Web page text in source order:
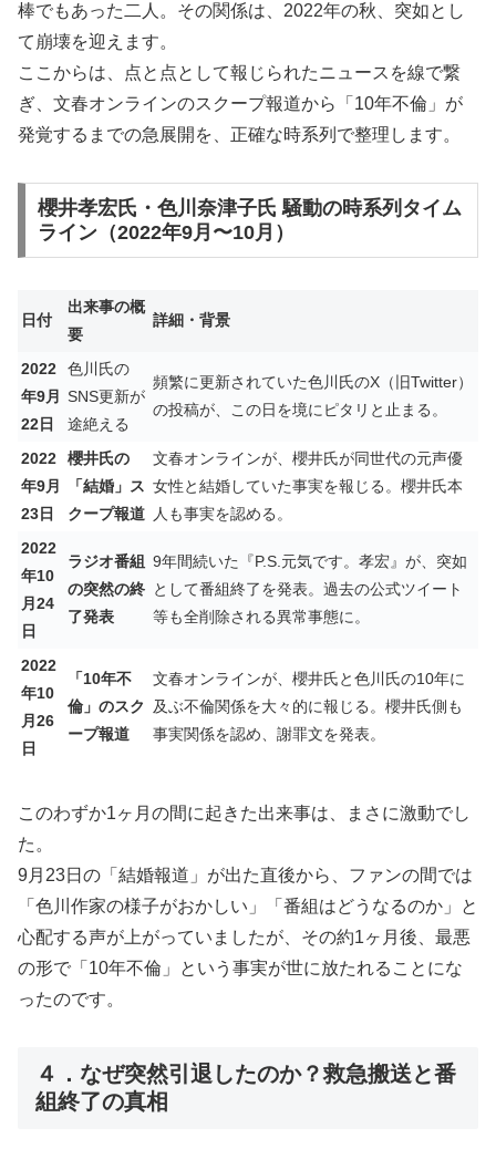
棒でもあった二人。その関係は、2022年の秋、突如とし
て崩壊を迎えます。
ここからは、点と点として報じられたニュースを線で繋
ぎ、文春オンラインのスクープ報道から「10年不倫」が
発覚するまでの急展開を、正確な時系列で整理します。
櫻井孝宏氏・色川奈津子氏 騒動の時系列タイム
ライン（2022年9月〜10月）
日付
出来事の概
要
詳細・背景
2022
年9月
22日
色川氏の
SNS更新が
途絶える
頻繁に更新されていた色川氏のX（旧Twitter）
の投稿が、この日を境にピタリと止まる。
2022
年9月
23日
櫻井氏の
「結婚」ス
クープ報道
文春オンラインが、櫻井氏が同世代の元声優
女性と結婚していた事実を報じる。櫻井氏本
人も事実を認める。
2022
年10
月24
日
ラジオ番組
の突然の終
了発表
9年間続いた『P.S.元気です。孝宏』が、突如
として番組終了を発表。過去の公式ツイート
等も全削除される異常事態に。
2022
年10
月26
日
「10年不
倫」のスク
ープ報道
文春オンラインが、櫻井氏と色川氏の10年に
及ぶ不倫関係を大々的に報じる。櫻井氏側も
事実関係を認め、謝罪文を発表。
このわずか1ヶ月の間に起きた出来事は、まさに激動でし
た。
9月23日の「結婚報道」が出た直後から、ファンの間では
「色川作家の様子がおかしい」「番組はどうなるのか」と
心配する声が上がっていましたが、その約1ヶ月後、最悪
の形で「10年不倫」という事実が世に放たれることにな
ったのです。
４．なぜ突然引退したのか？救急搬送と番
組終了の真相